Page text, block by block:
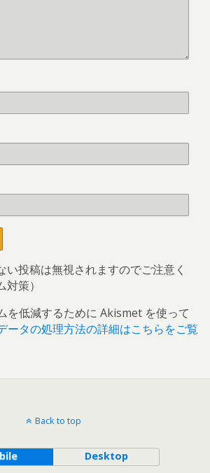
い投稿は無視されますのでご注意く
策）
を低減するために Akismet を使って
ータの処理方法の詳細はこちらをご覧
Back to top
Desktop